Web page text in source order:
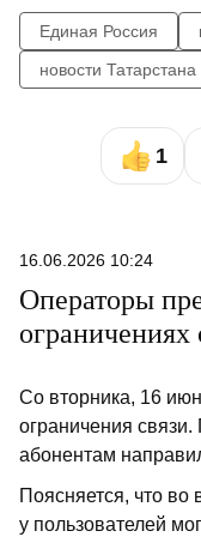
Единая Россия
новости Татарстана
1
16.06.2026 10:24
Операторы
Со вторника, 16
ограничения
абонентам
Поясняется, что
у пользователей